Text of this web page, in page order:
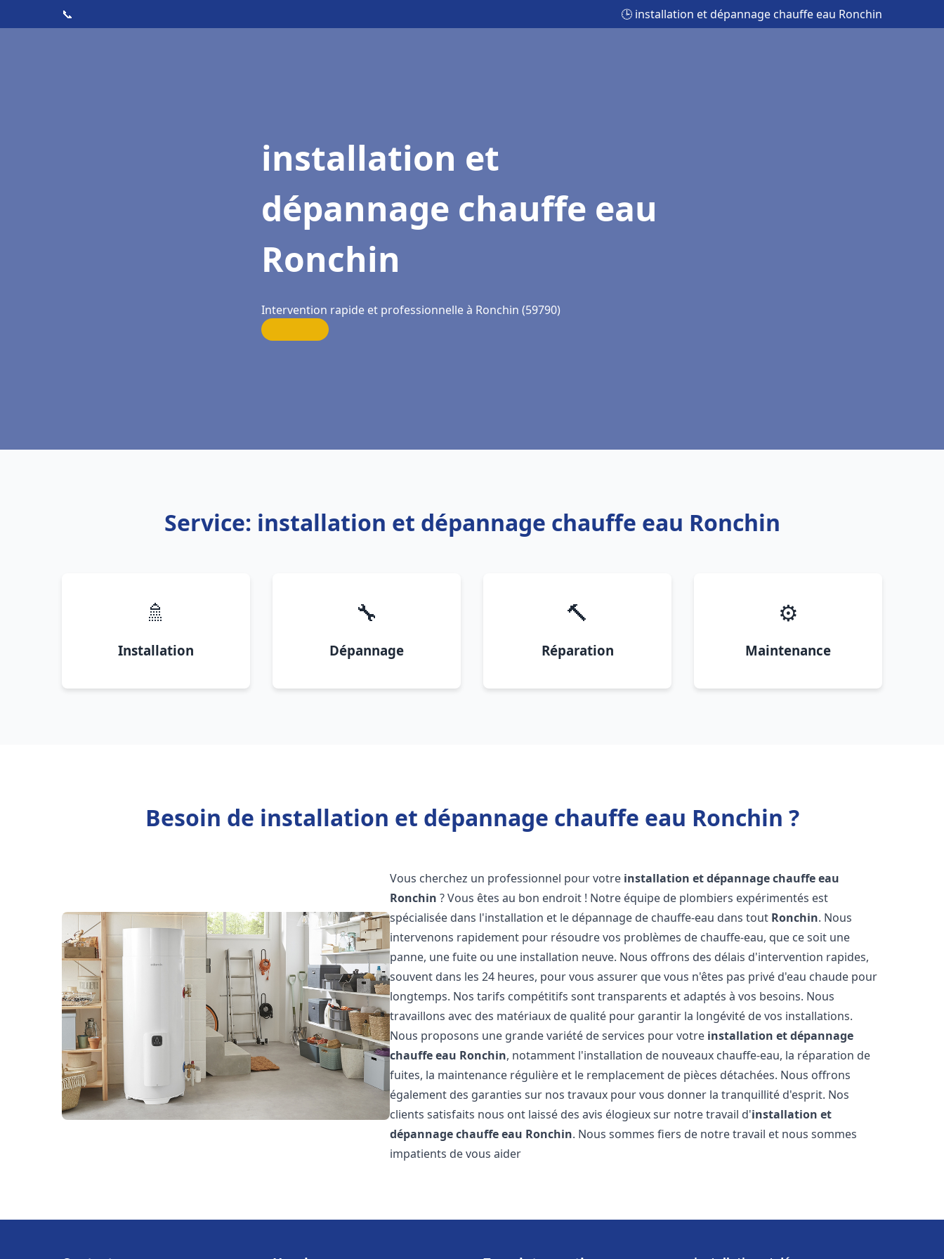
📞 🕒 installation et dépannage chauffe eau Ronchin
installation et
dépannage chauffe eau
Ronchin
Intervention rapide et professionnelle à Ronchin (59790)
Service: installation et dépannage chauffe eau Ronchin
🚿
Installation
🔧
Dépannage
🔨
Réparation
⚙️
Maintenance
Besoin de installation et dépannage chauffe eau Ronchin ?
Vous cherchez un professionnel pour votre installation et dépannage chauffe eau
Ronchin ? Vous êtes au bon endroit ! Notre équipe de plombiers expérimentés est
spécialisée dans l'installation et le dépannage de chauffe-eau dans tout Ronchin. Nous
intervenons rapidement pour résoudre vos problèmes de chauffe-eau, que ce soit une
panne, une fuite ou une installation neuve. Nous offrons des délais d'intervention rapides,
souvent dans les 24 heures, pour vous assurer que vous n'êtes pas privé d'eau chaude pour
longtemps. Nos tarifs compétitifs sont transparents et adaptés à vos besoins. Nous
travaillons avec des matériaux de qualité pour garantir la longévité de vos installations.
Nous proposons une grande variété de services pour votre installation et dépannage
chauffe eau Ronchin, notamment l'installation de nouveaux chauffe-eau, la réparation de
fuites, la maintenance régulière et le remplacement de pièces détachées. Nous offrons
également des garanties sur nos travaux pour vous donner la tranquillité d'esprit. Nos
clients satisfaits nous ont laissé des avis élogieux sur notre travail d'installation et
dépannage chauffe eau Ronchin. Nous sommes fiers de notre travail et nous sommes
impatients de vous aider